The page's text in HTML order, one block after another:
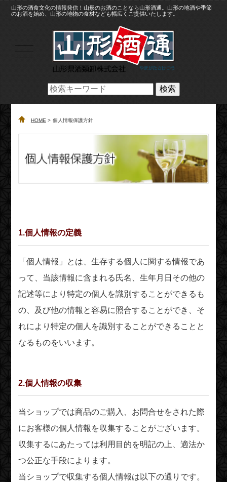
山形の酒食文化の情報発信！山形のお酒のことなら山形酒通。山形の地酒や季節
のお酒を始め、山形の地物の食材なども幅広くご提供いたします。
検索
HOME 個人情報保護方針
1.個人情報の定義
「個人情報」とは、生存する個人に関する情報であ
って、当該情報に含まれる氏名、生年月日その他の
記述等により特定の個人を識別することができるも
の、及び他の情報と容易に照合することができ、そ
れにより特定の個人を識別することができることと
なるものをいいます。
2.個人情報の収集
当ショップでは商品のご購入、お問合せをされた際
にお客様の個人情報を収集することがございます。
収集するにあたっては利用目的を明記の上、適法か
つ公正な手段によります。
当ショップで収集する個人情報は以下の通りです。